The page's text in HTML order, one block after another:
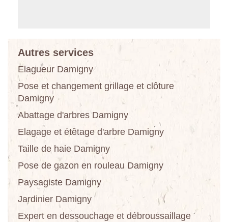
Autres services
Elagueur Damigny
Pose et changement grillage et clôture
Damigny
Abattage d'arbres Damigny
Elagage et étêtage d'arbre Damigny
Taille de haie Damigny
Pose de gazon en rouleau Damigny
Paysagiste Damigny
Jardinier Damigny
Expert en dessouchage et débroussaillage